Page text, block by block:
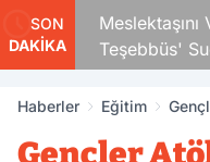
SON
DAKİKA
Teşebbüs'
Haberler Eğitim